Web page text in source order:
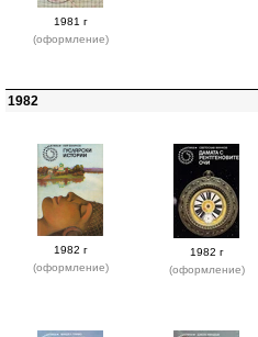
1981 г
(оформление)
1982
1982 г
(оформление)
1982 г
(оформление)